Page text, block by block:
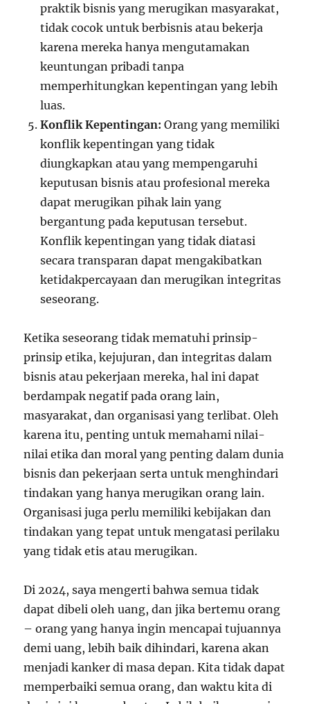
praktik bisnis yang merugikan masyarakat,
tidak cocok untuk berbisnis atau bekerja
karena mereka hanya mengutamakan
keuntungan pribadi tanpa
memperhitungkan kepentingan yang lebih
luas.
Konflik Kepentingan: Orang yang memiliki
konflik kepentingan yang tidak
diungkapkan atau yang mempengaruhi
keputusan bisnis atau profesional mereka
dapat merugikan pihak lain yang
bergantung pada keputusan tersebut.
Konflik kepentingan yang tidak diatasi
secara transparan dapat mengakibatkan
ketidakpercayaan dan merugikan integritas
seseorang.
Ketika seseorang tidak mematuhi prinsip-
prinsip etika, kejujuran, dan integritas dalam
bisnis atau pekerjaan mereka, hal ini dapat
berdampak negatif pada orang lain,
masyarakat, dan organisasi yang terlibat. Oleh
karena itu, penting untuk memahami nilai-
nilai etika dan moral yang penting dalam dunia
bisnis dan pekerjaan serta untuk menghindari
tindakan yang hanya merugikan orang lain.
Organisasi juga perlu memiliki kebijakan dan
tindakan yang tepat untuk mengatasi perilaku
yang tidak etis atau merugikan.
Di 2024, saya mengerti bahwa semua tidak
dapat dibeli oleh uang, dan jika bertemu orang
– orang yang hanya ingin mencapai tujuannya
demi uang, lebih baik dihindari, karena akan
menjadi kanker di masa depan. Kita tidak dapat
memperbaiki semua orang, dan waktu kita di